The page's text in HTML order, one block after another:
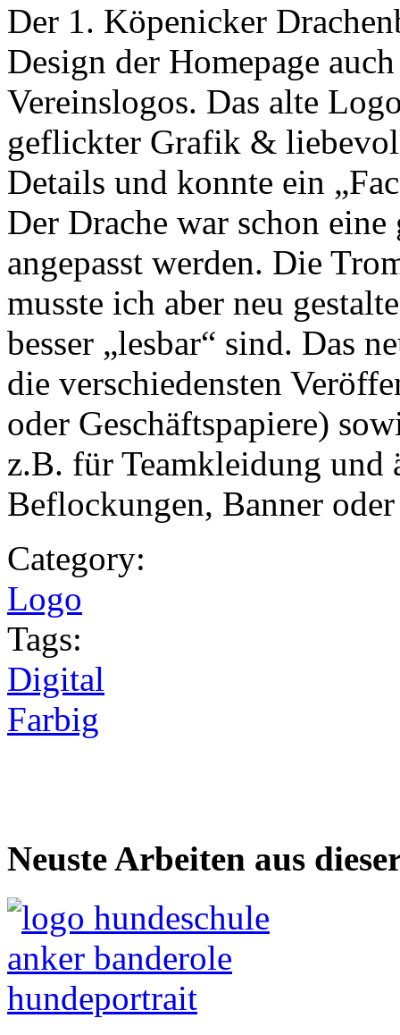
Der 1. Köpenicker
Design der Homepage
Vereinslogos. Das alte
geflickter Grafik &
Details und konnte ein
Der Drache war schon
angepasst werden. Die
musste ich aber neu
besser „lesbar“ sind. Das
die verschiedensten
oder Geschäftspapiere)
z.B. für Teamkleidung und
Beflockungen, Banner
Category:
Logo
Tags:
Digital
Farbig
Neuste Arbeiten aus